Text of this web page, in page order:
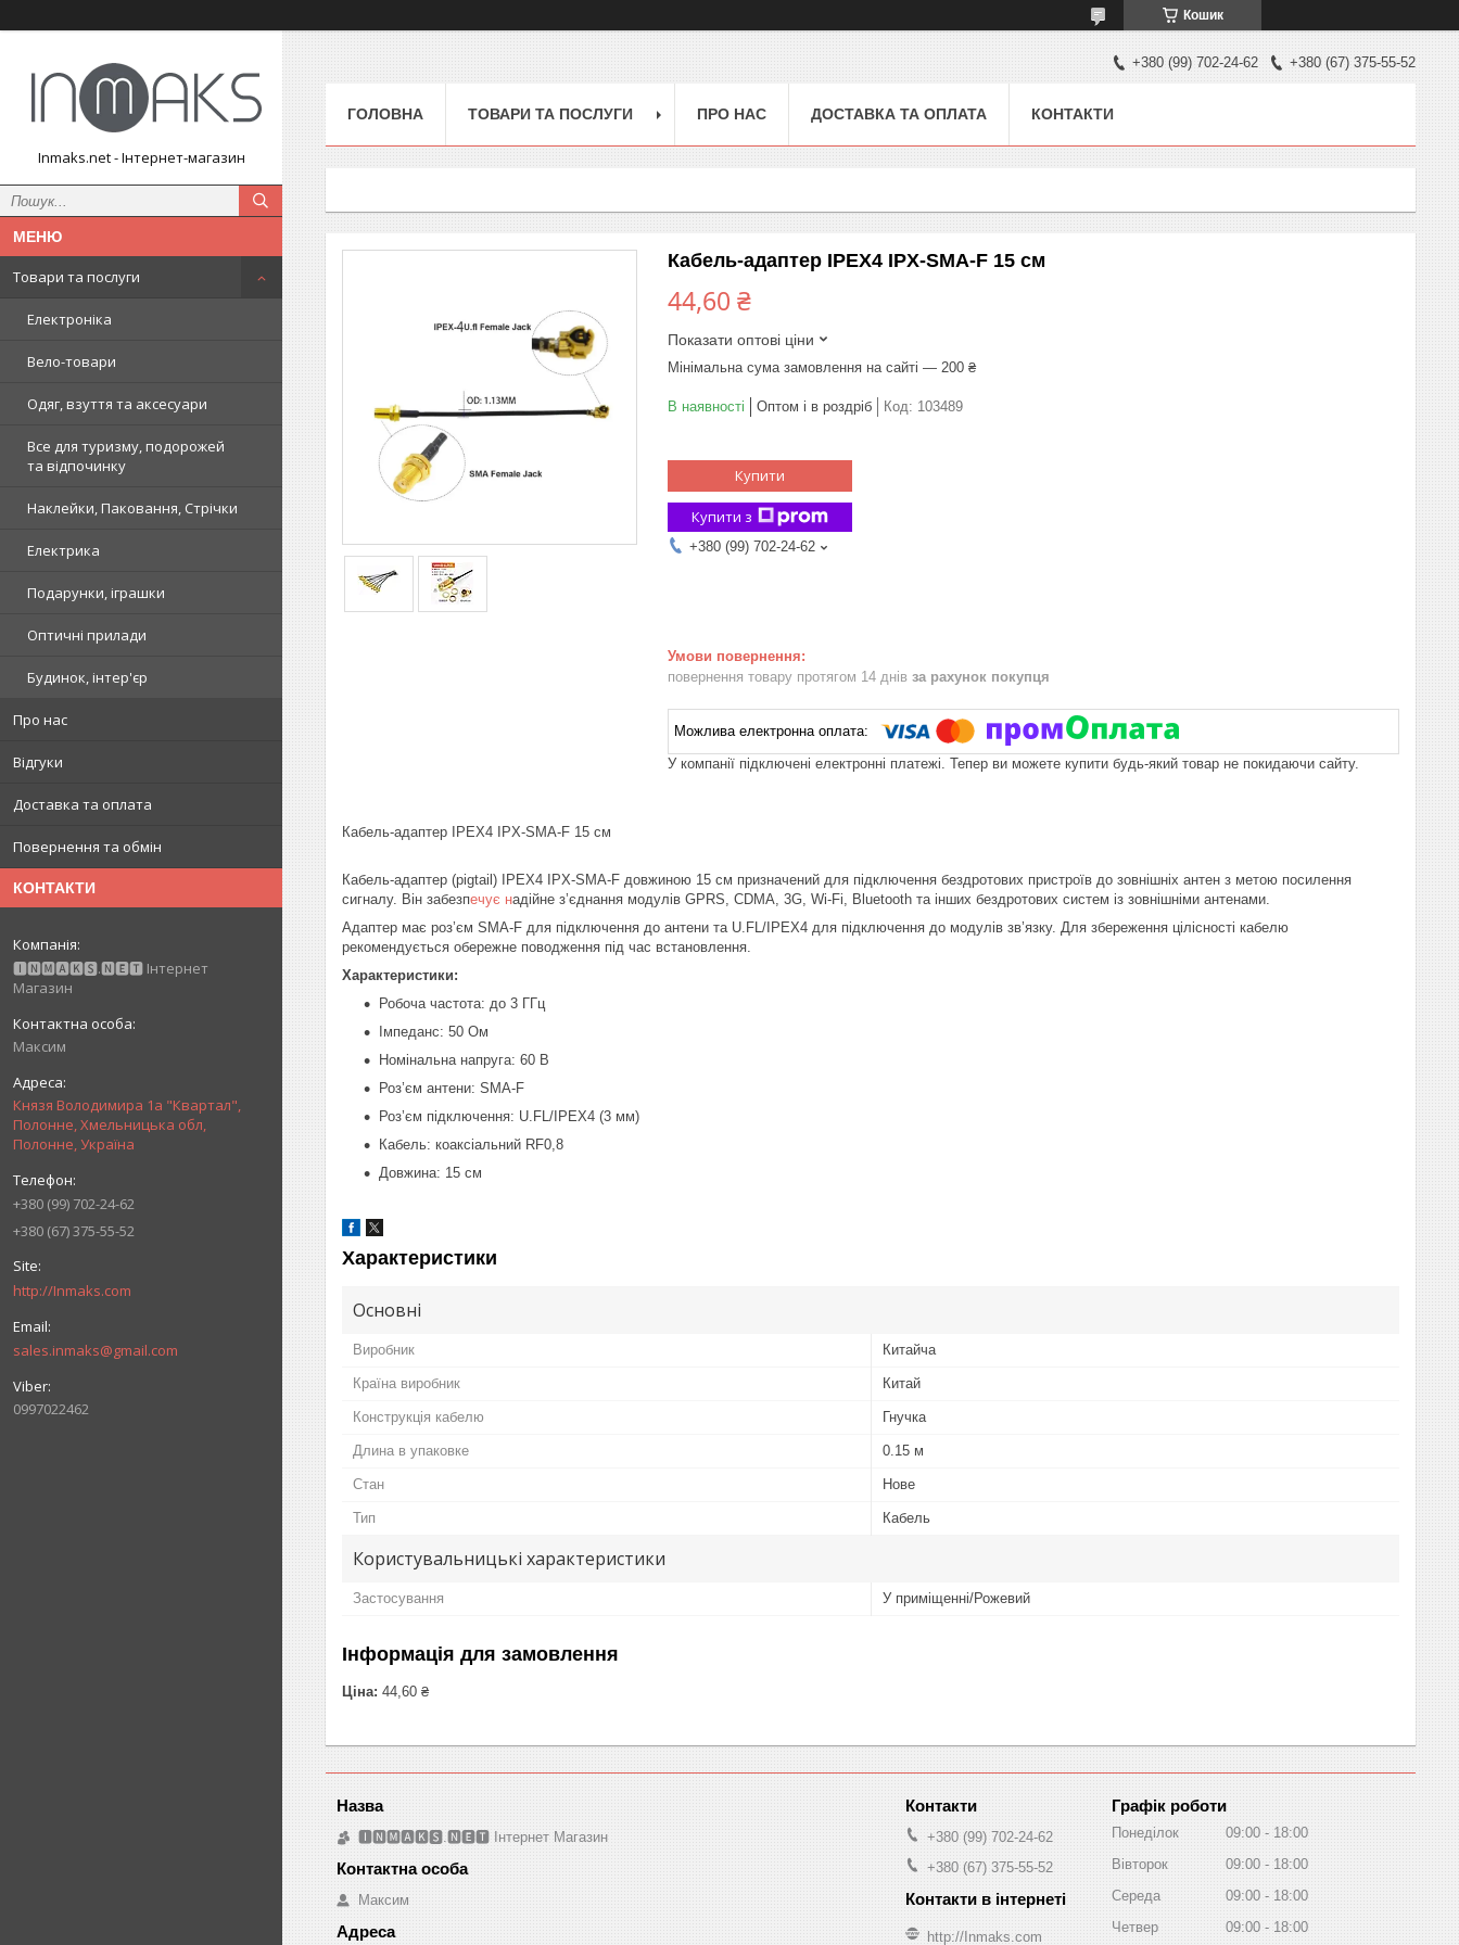
Кошик
Inmaks.net - Інтернет-магазин
Товари та послуги
Електроніка
Вело-товари
Одяг, взуття та аксесуари
Все для туризму, подорожей
та відпочинку
Наклейки, Паковання, Стрічки
Електрика
Подарунки, іграшки
Оптичні прилади
Будинок, інтер'єр
Про нас
Відгуки
Доставка та оплата
Повернення та обмін
КОНТАКТИ
🅸🅽🅼🅰🅺🆂.🅽🅴🆃 Інтернет
Магазин
Максим
Князя Володимира 1а "Квартал",
Полонне, Хмельницька обл,
Полонне, Україна
+380 (99) 702-24-62
+380 (67) 375-55-52
http://Inmaks.com
sales.inmaks@gmail.com
0997022462
+380 (99) 702-24-62 +380 (67) 375-55-52
ГОЛОВНА ТОВАРИ ТА ПОСЛУГИ ПРО НАС ДОСТАВКА ТА ОПЛАТА КОНТАКТИ
Кабель-адаптер IPEX4 IPX-SMA-F 15 см
44,60 ₴
Показати оптові ціни
Мінімальна сума замовлення на сайті — 200 ₴
В наявності Оптом і в роздріб Код: 103489
Купити
Купити з
+380 (99) 702-24-62
повернення товару протягом 14 днів за рахунок покупця
У компанії підключені електронні платежі. Тепер ви можете купити будь-який товар не покидаючи сайту.
Кабель-адаптер IPEX4 IPX-SMA-F 15 см
Кабель-адаптер (pigtail) IPEX4 IPX-SMA-F довжиною 15 см призначений для підключення бездротових пристроїв до зовнішніх антен з метою посилення
сигналу. Він забезпечує надійне з’єднання модулів GPRS, CDMA, 3G, Wi-Fi, Bluetooth та інших бездротових систем із зовнішніми антенами.
Адаптер має роз’єм SMA-F для підключення до антени та U.FL/IPEX4 для підключення до модулів зв’язку. Для збереження цілісності кабелю
рекомендується обережне поводження під час встановлення.
Характеристики:
Робоча частота: до 3 ГГц
Імпеданс: 50 Ом
Номінальна напруга: 60 В
Роз’єм антени: SMA-F
Роз’єм підключення: U.FL/IPEX4 (3 мм)
Кабель: коаксіальний RF0,8
Довжина: 15 см
Характеристики
Основні
Виробник Китайча
Країна виробник Китай
Конструкція кабелю Гнучка
Длина в упаковке 0.15 м
Стан Нове
Тип Кабель
Користувальницькі характеристики
Застосування У приміщенні/Рожевий
Інформація для замовлення
Ціна: 44,60 ₴
🅸🅽🅼🅰🅺🆂.🅽🅴🆃 Інтернет Магазин
Максим
+380 (99) 702-24-62
+380 (67) 375-55-52
http://Inmaks.com
Графік роботи
Понеділок 09:00
18:00
Вівторок
09:00
18:00
Середа
09:00
18:00
Четвер
09:00 18:00